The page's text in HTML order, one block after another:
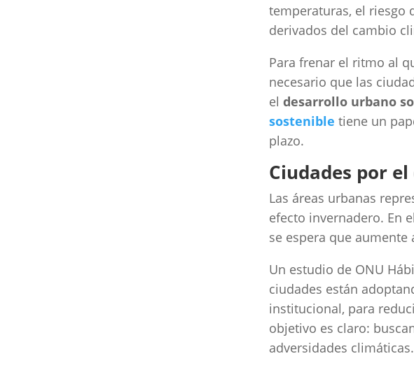
temperaturas, el riesgo
derivados del cambio
Para frenar el ritmo al
necesario que las
el desarrollo urbano
sostenible tiene un
plazo.
Ciudades por
Las áreas urbanas
efecto invernadero. En
se espera que aumente
Un estudio de ONU
ciudades están
institucional, para
objetivo es claro:
adversidades climáticas.